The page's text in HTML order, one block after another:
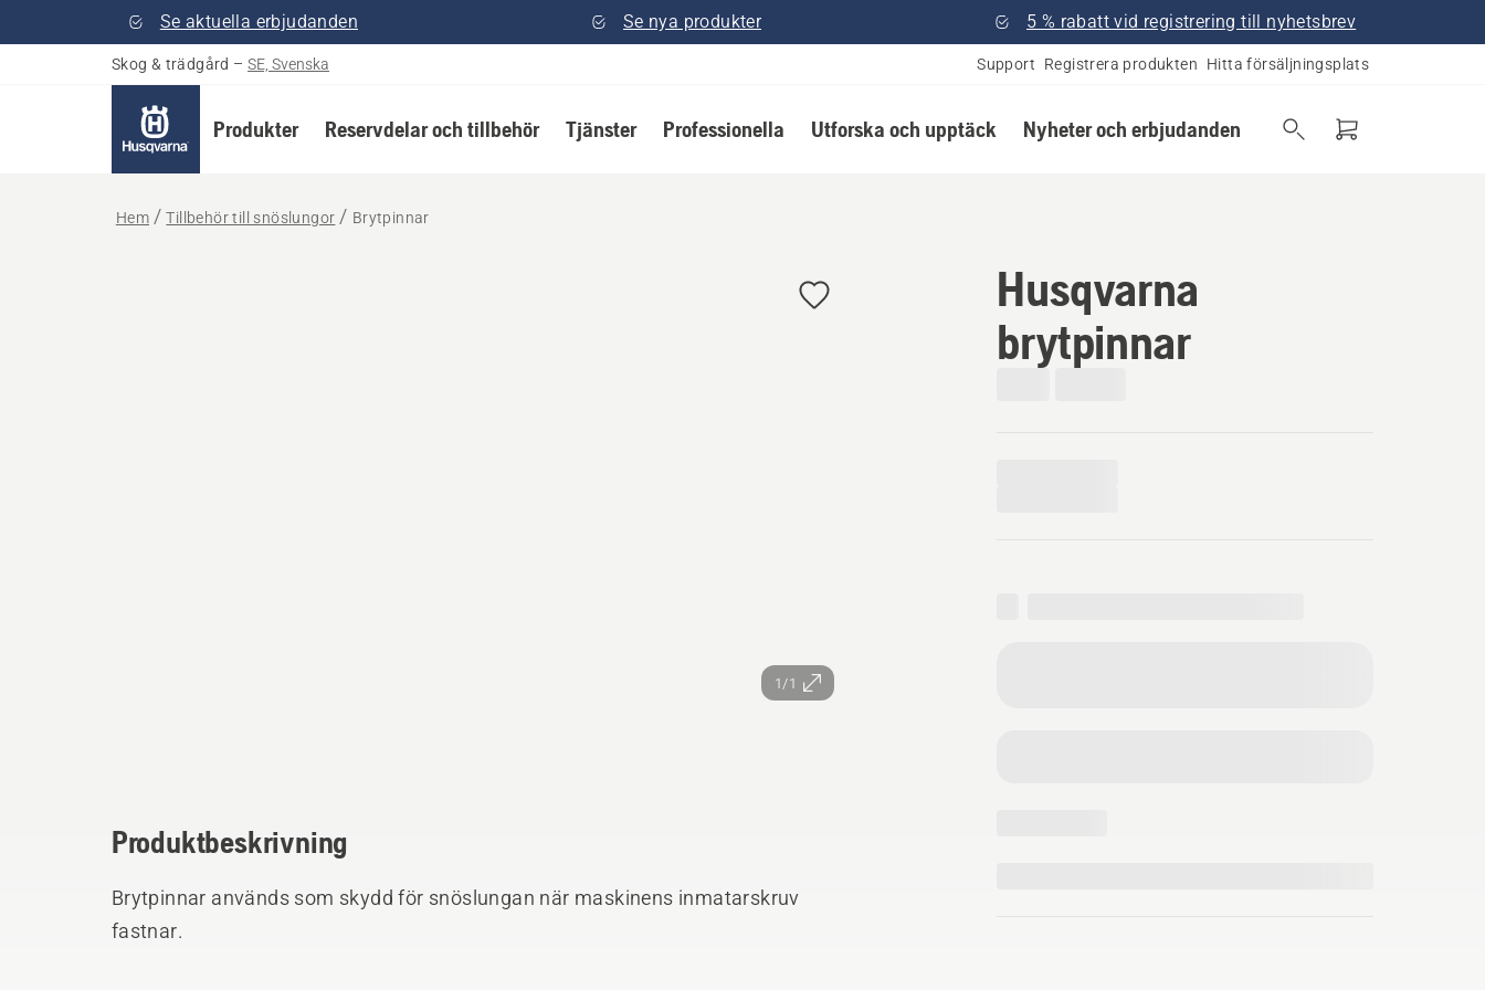
Se aktuella erbjudanden Se nya produkter 5 % rabatt vid registrering till nyhetsbrev
Skog & trädgård – SE, Svenska Support Registrera produkten Hitta försäljningsplats
Produkter Reservdelar och tillbehör Tjänster Professionella Utforska och upptäck Nyheter och erbjudanden
Hem Tillbehör till snöslungor Brytpinnar
1/1
Husqvarna
brytpinnar
Produktbeskrivning
Brytpinnar används som skydd för snöslungan när maskinens inmatarskruv
fastnar.